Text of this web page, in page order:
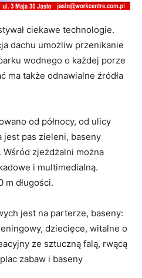
ciekawe technologie.
dachu umożliw przenikanie
wodnego o każdej porze
ma także odnawialne źródła
od północy, od ulicy
jest pas zieleni, baseny
zjeżdżalni można
i multimedialną.
m długości.
jest na parterze, baseny:
dziecięce, witalne o
ze sztuczną falą, rwącą
zabaw i baseny